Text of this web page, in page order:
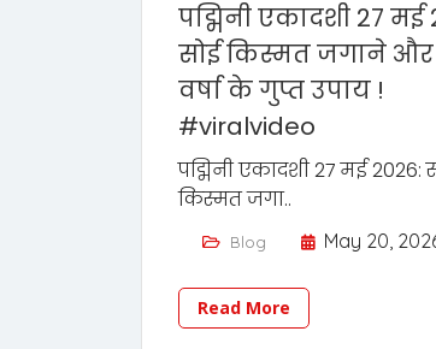
पद्मिनी एकादशी 27 मई
सोई किस्मत जगाने
वर्षा के गुप्त उपाय !
#viralvideo
पद्मिनी एकादशी 27 मई 2026:
किस्मत जगा..
Blog May 20,
Read More